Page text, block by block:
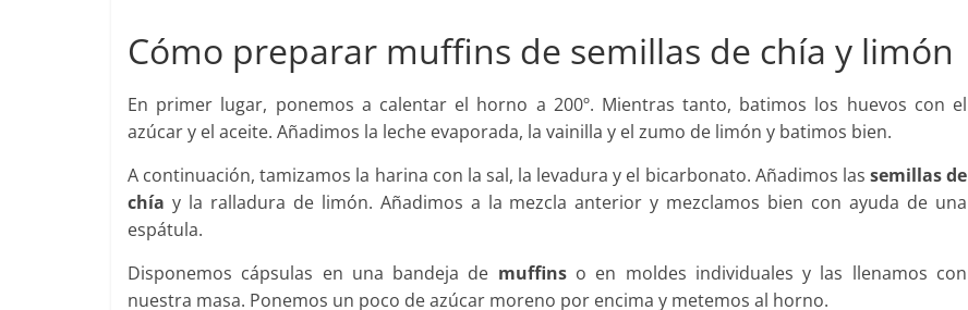
Cómo preparar muffins de semillas de chía y limón
En primer lugar, ponemos a calentar el horno a 200º. Mientras tanto, batimos los huevos con el
azúcar y el aceite. Añadimos la leche evaporada, la vainilla y el zumo de limón y batimos bien.
A continuación, tamizamos la harina con la sal, la levadura y el bicarbonato. Añadimos las semillas de
chía y la ralladura de limón. Añadimos a la mezcla anterior y mezclamos bien con ayuda de una
espátula.
Disponemos cápsulas en una bandeja de muffinso en moldes individuales y las llenamos con
nuestra masa. Ponemos un poco de azúcar moreno por encima y metemos al horno.